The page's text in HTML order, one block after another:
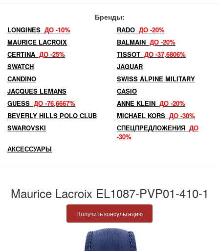
Бренды:
LONGINES ДО -10% RADO ДО -20%
MAURICE LACROIX
BALMAIN ДО -20%
CERTINA ДО -25% TISSOT ДО -37,6806%
SWATCH
JAGUAR
CANDINO
SWISS ALPINE MILITARY
JACQUES LEMANS
CASIO
GUESS ДО -76,6667% ANNE KLEIN ДО -20%
BEVERLY HILLS POLO CLUB
MICHAEL KORS ДО -30%
SWAROVSKI
СПЕЦПРЕДЛОЖЕНИЯ ДО
-30%
АКСЕССУАРЫ
Maurice Lacroix EL1087-PVP01-410-1
Получить консультацию